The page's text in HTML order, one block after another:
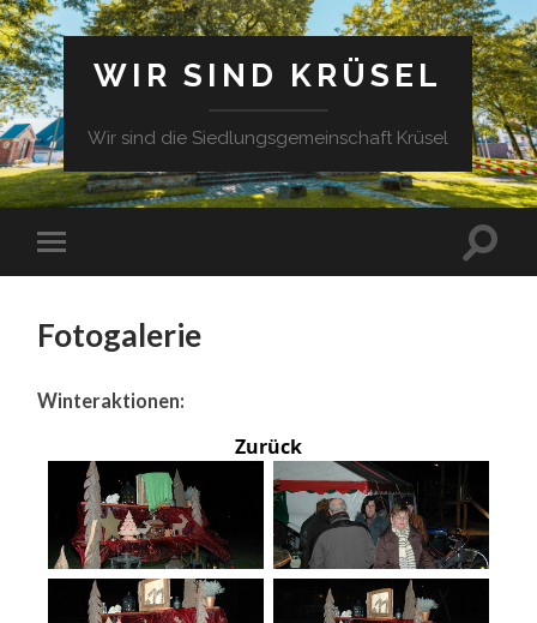
WIR SIND KRÜSEL
Wir sind die Siedlungsgemeinschaft Krüsel
Fotogalerie
Winteraktionen:
Zurück